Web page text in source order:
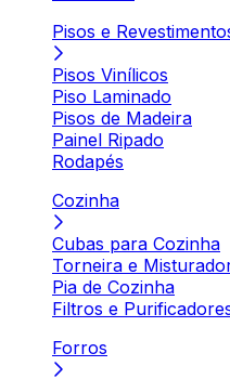
Pisos e
Pisos Vinílicos
Piso Laminado
Pisos de Madeira
Painel Ripado
Rodapés
Cozinha
Cubas para Cozinha
Torneira e
Pia de Cozinha
Filtros e
Forros